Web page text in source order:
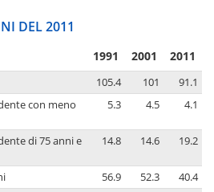
DEL 2011
1991 2001 2011
105.4 101
91.1
con meno
5.3 4.5 4.1
di 75 anni e
14.8 14.6 19.2
56.9 52.3
40.4